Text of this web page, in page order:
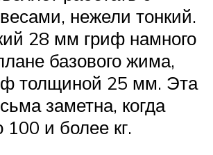
нежели тонкий.
28 мм гриф намного
базового жима,
толщиной 25 мм. Эта
заметна, когда
100 и более кг.